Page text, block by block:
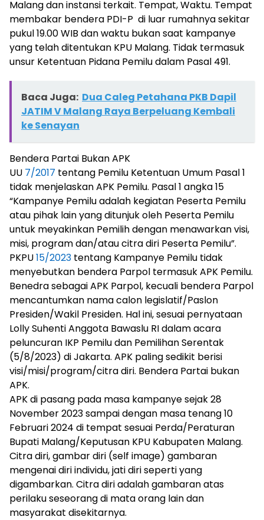
Malang dan instansi terkait. Tempat, Waktu. Tempat
membakar bendera PDI-P di luar rumahnya sekitar
pukul 19.00 WIB dan waktu bukan saat kampanye
yang telah ditentukan KPU Malang. Tidak termasuk
unsur Ketentuan Pidana Pemilu dalam Pasal 491.
Baca Juga: Dua Caleg Petahana PKB Dapil
JATIM V Malang Raya Berpeluang Kembali
ke Senayan
Bendera Partai Bukan APK
UU 7/2017 tentang Pemilu Ketentuan Umum Pasal 1
tidak menjelaskan APK Pemilu. Pasal 1 angka 15
“Kampanye Pemilu adalah kegiatan Peserta Pemilu
atau pihak lain yang ditunjuk oleh Peserta Pemilu
untuk meyakinkan Pemilih dengan menawarkan visi,
misi, program dan/atau citra diri Peserta Pemilu”.
PKPU15/2023 tentang Kampanye Pemilu tidak
menyebutkan bendera Parpol termasuk APK Pemilu.
Benedra sebagai APK Parpol, kecuali bendera Parpol
mencantumkan nama calon legislatif/Paslon
Presiden/Wakil Presiden. Hal ini, sesuai pernyataan
Lolly Suhenti Anggota Bawaslu RI dalam acara
peluncuran IKP Pemilu dan Pemilihan Serentak
(5/8/2023) di Jakarta. APK paling sedikit berisi
visi/misi/program/citra diri. Bendera Partai bukan
APK.
APK di pasang pada masa kampanye sejak 28
November 2023 sampai dengan masa tenang 10
Februari 2024 di tempat sesuai Perda/Peraturan
Bupati Malang/Keputusan KPU Kabupaten Malang.
Citra diri, gambar diri (self image) gambaran
mengenai diri individu, jati diri seperti yang
digambarkan. Citra diri adalah gambaran atas
perilaku seseorang di mata orang lain dan
masyarakat disekitarnya.